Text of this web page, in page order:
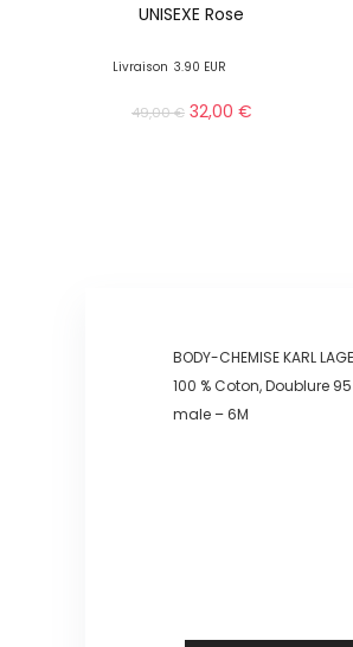
UNISEXE Rose
Livraison 3.90 EUR
49,00€ 32,00 €
BODY-CHEMISE KARL
100 % Coton, Doublure
male – 6M